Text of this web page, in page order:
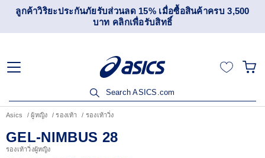
อซื้อสินค้าครบ 3,500
เข้าร่วม OneASICS™ เพื่อสะสมคะแ
Search ASICS.com
Asics ผู้หญิง รองเท้า รองเท้าวิ่ง
GEL-NIMBUS 28
รองเท้าวิ่งผู้หญิง